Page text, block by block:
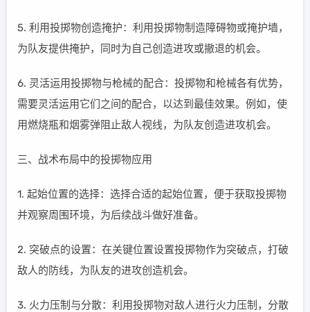
5. 利用投掷物创造掩护：利用投掷物制造障碍物或掩护墙，
为队友提供掩护，同时为自己创造进攻或撤退的机会。
6. 灵活运用投掷物与枪械的配合：投掷物和枪械各有优势，
需要灵活运用它们之间的配合，以达到最佳效果。例如，使
用燃烧瓶和烟雾弹阻止敌人视线，为队友创造进攻机会。
三、战术布局中的投掷物应用
1. 起始位置的选择：选择合适的起始位置，便于获取投掷物
并观察周围环境，为后续战斗做好准备。
2. 突破点的设置：在关键位置设置投掷物作为突破点，打破
敌人的防线，为队友的进攻创造机会。
3. 火力压制与分散：利用投掷物对敌人进行火力压制，分散